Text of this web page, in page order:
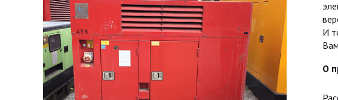
И
О